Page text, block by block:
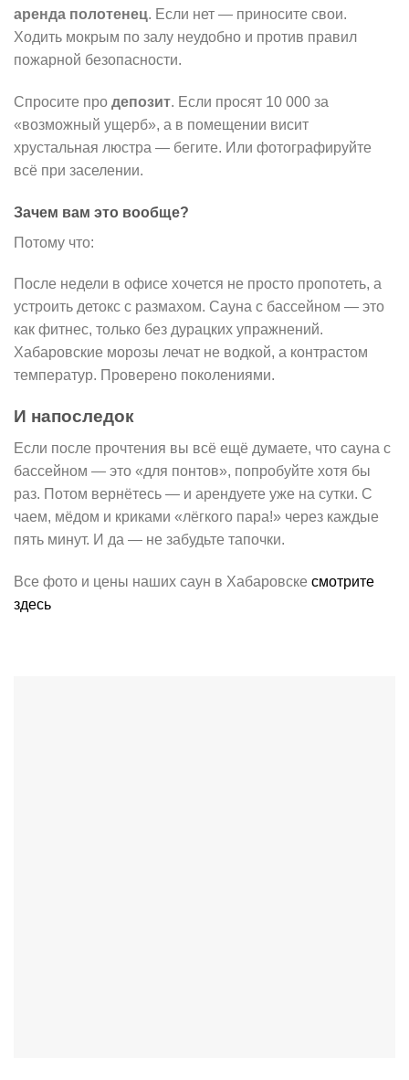
аренда полотенец. Если нет — приносите свои.
Ходить мокрым по залу неудобно и против правил
пожарной безопасности.
Спросите про депозит. Если просят 10 000 за
«возможный ущерб», а в помещении висит
хрустальная люстра — бегите. Или фотографируйте
всё при заселении.
Зачем вам это вообще?
Потому что:
После недели в офисе хочется не просто пропотеть, а
устроить детокс с размахом. Сауна с бассейном — это
как фитнес, только без дурацких упражнений.
Хабаровские морозы лечат не водкой, а контрастом
температур. Проверено поколениями.
И напоследок
Если после прочтения вы всё ещё думаете, что сауна с
бассейном — это «для понтов», попробуйте хотя бы
раз. Потом вернётесь — и арендуете уже на сутки. С
чаем, мёдом и криками «лёгкого пара!» через каждые
пять минут. И да — не забудьте тапочки.
Все фото и цены наших саун в Хабаровске смотрите
здесь